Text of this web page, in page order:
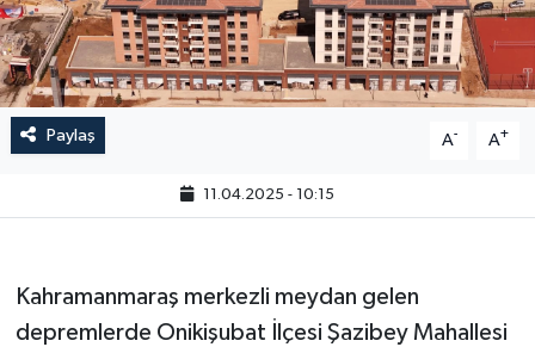
Paylaş A- A+
11.04.2025 - 10:15
Kahramanmaraş merkezli meydan gelen
depremlerde Onikişubat İlçesi Şazibey Mahallesi